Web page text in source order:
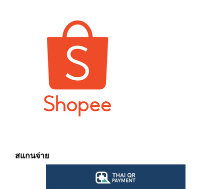
สแกนจ่าย